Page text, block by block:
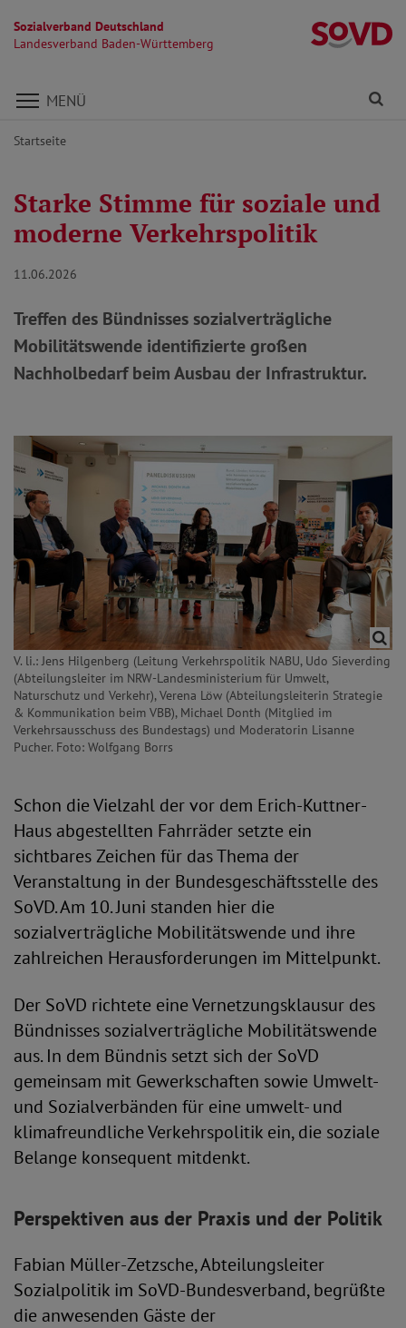
Sozialverband Deutschland
Landesverband Baden-Württemberg
Direkt zu den Inhalten springen
MENÜ
Startseite
Starke Stimme für soziale und
moderne Verkehrspolitik
11.06.2026
Treffen des Bündnisses sozialverträgliche
Mobilitätswende identifizierte großen
Nachholbedarf beim Ausbau der Infrastruktur.
V. li.: Jens Hilgenberg (Leitung Verkehrspolitik NABU, Udo Sieverding
(Abteilungsleiter im NRW-Landesministerium für Umwelt,
Naturschutz und Verkehr), Verena Löw (Abteilungsleiterin Strategie
& Kommunikation beim VBB), Michael Donth (Mitglied im
Verkehrsausschuss des Bundestags) und Moderatorin Lisanne
Pucher. Foto: Wolfgang Borrs
Schon die Vielzahl der vor dem Erich-Kuttner-
Haus abgestellten Fahrräder setzte ein
sichtbares Zeichen für das Thema der
Veranstaltung in der Bundesgeschäftsstelle des
SoVD. Am 10. Juni standen hier die
sozialverträgliche Mobilitätswende und ihre
zahlreichen Herausforderungen im Mittelpunkt.
Der SoVD richtete eine Vernetzungsklausur des
Bündnisses sozialverträgliche Mobilitätswende
aus. In dem Bündnis setzt sich der SoVD
gemeinsam mit Gewerkschaften sowie Umwelt-
und Sozialverbänden für eine umwelt- und
klimafreundliche Verkehrspolitik ein, die soziale
Belange konsequent mitdenkt.
Perspektiven aus der Praxis und der Politik
Fabian Müller-Zetzsche, Abteilungsleiter
Sozialpolitik im SoVD-Bundesverband, begrüßte
die anwesenden Gäste der